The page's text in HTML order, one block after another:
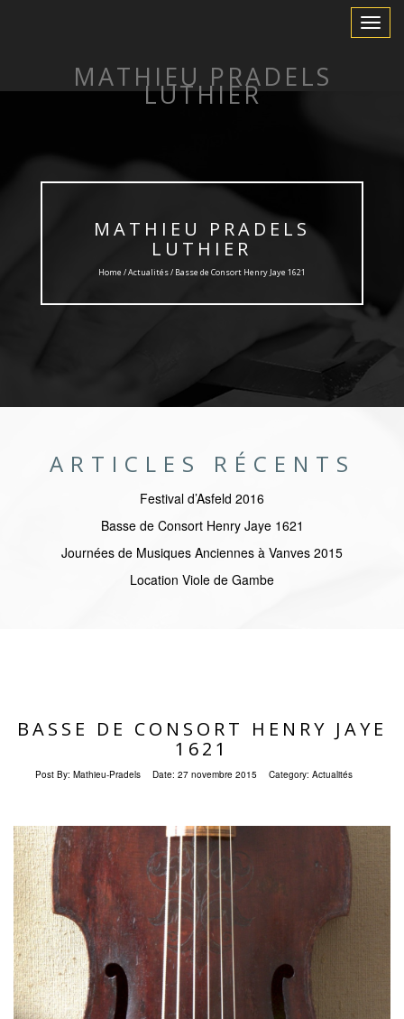
Toggle
MATHIEU PRADELS
LUTHIER
MATHIEU PRADELS
LUTHIER
Home /Actualités/ Basse de Consort Henry Jaye 1621
ARTICLES RÉCENTS
Festival d’Asfeld 2016
Basse de Consort Henry Jaye 1621
Journées de Musiques Anciennes à Vanves 2015
Location Viole de Gambe
BASSE DE CONSORT HENRY JAYE
1621
Post By: Mathieu-Pradels Date: 27 novembre 2015 Category: Actualités